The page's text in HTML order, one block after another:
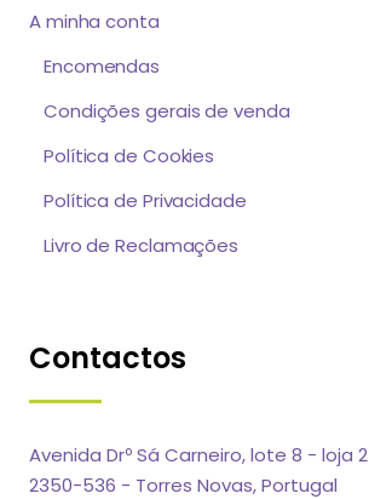
A minha conta
Encomendas
Condições gerais de venda
Política de Cookies
Política de Privacidade
Livro de Reclamações
Contactos
Avenida Drº Sá Carneiro, lote 8 - loja 2
2350-536 - Torres Novas, Portugal